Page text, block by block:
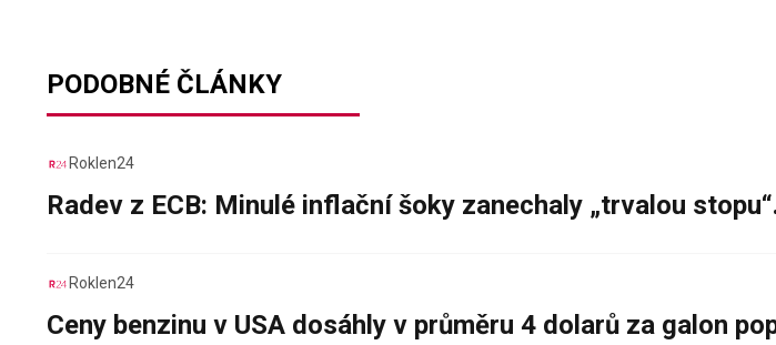
PODOBNÉ ČLÁNKY
Roklen24
Radev z ECB: Minulé inflační šoky zanechaly „trvalou
Roklen24
Ceny benzinu v USA dosáhly v průměru 4 dolarů za galon